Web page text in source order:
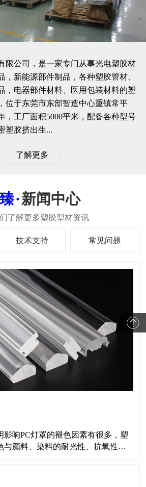
限公司，是一家专门从事光电塑胶材
，新能源部件制品，各种塑胶管材、
，电器部件材料、医用包装材料的塑
位于东莞市东部智造中心重镇常平
，工厂面积5000平米，配备各种型号
塑胶挤出生...
了解更多
新闻中心
技术支持 常见问题
影响PC灯罩的褪色因素有很多，塑
与颜料、染料的耐光性、抗氧性、
述性能进行综合评定后才可选